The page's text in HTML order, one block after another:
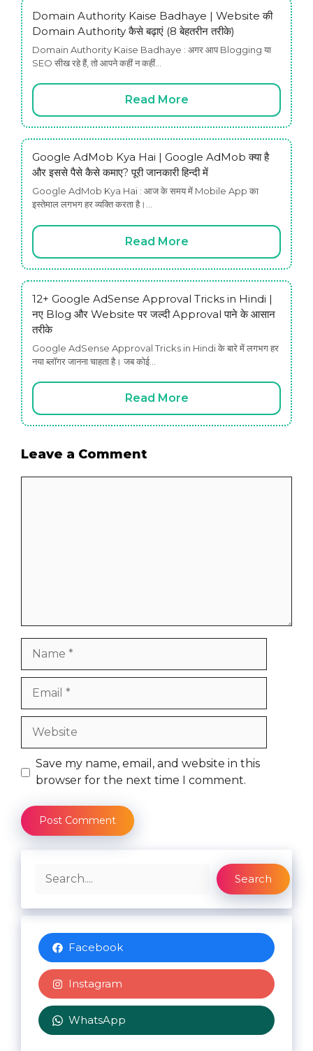
Domain Authority Kaise Badhaye | Website की
Domain Authority कैसे बढ़ाएं (8 बेहतरीन तरीके)
Domain Authority Kaise Badhaye : अगर आप Blogging या
SEO सीख रहे हैं, तो आपने कहीं न कहीं…
Read More
Google AdMob Kya Hai | Google AdMob क्या है
और इससे पैसे कैसे कमाए? पूरी जानकारी हिन्दी में
Google AdMob Kya Hai : आज के समय में Mobile App का
इस्तेमाल लगभग हर व्यक्ति करता है।…
Read More
12+ Google AdSense Approval Tricks in Hindi |
नए Blog और Website पर जल्दी Approval पाने के आसान
तरीके
Google AdSense Approval Tricks in Hindi के बारे में लगभग हर
नया ब्लॉगर जानना चाहता है। जब कोई…
Read More
Leave a Comment
Website
Save my name, email, and website in this
browser for the next time I comment.
Search
Search
Facebook
Instagram
WhatsApp